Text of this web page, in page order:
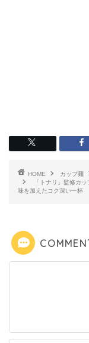
HOME カップ麺
「トナリ」監修カ
味を加えたコク深い一杯